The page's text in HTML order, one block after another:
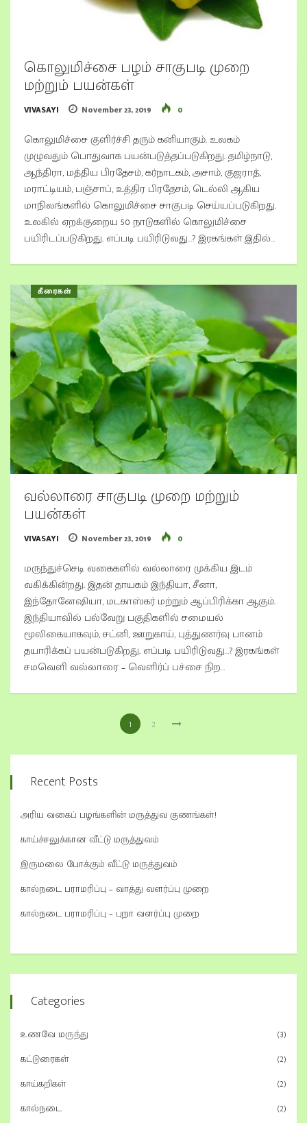
கொலுமிச்சை பழம் சாகுபடி முறை
மற்றும் பயன்கள்
VIVASAYI November 23, 2019 0
கொலுமிச்சை குளிர்ச்சி தரும் கனியாகும். உலகம்
முழுவதும் பொதுவாக பயன்படுத்தப்படுகிறது. தமிழ்நாடு,
ஆந்திரா, மத்திய பிரதேசம், கர்நாடகம், அசாம், குஜராத்,
மராட்டியம், பஞ்சாப், உத்திர பிரதேசம், டெல்லி ஆகிய
மாநிலங்களில் கொலுமிச்சை சாகுபடி செய்யப்படுகிறது.
உலகில் ஏறக்குறைய 50 நாடுகளில் கொலுமிச்சை
பயிரிடப்படுகிறது. எப்படி பயிரிடுவது…? இரகங்கள் இதில்…
கீரைகள்
வல்லாரை சாகுபடி முறை மற்றும்
பயன்கள்
VIVASAYI November 23, 2019 0
மருந்துச்செடி வகைகளில் வல்லாரை முக்கிய இடம்
வகிக்கின்றது. இதன் தாயகம் இந்தியா, சீனா,
இந்தோனேஷியா, மடகாஸ்கர் மற்றும் ஆப்பிரிக்கா ஆகும்.
இந்தியாவில் பல்வேறு பகுதிகளில் சமையல்
மூலிகையாகவும், சட்னி, ஊறுகாய், புத்துணர்வு பானம்
தயாரிக்கப் பயன்படுகிறது. எப்படி பயிரிடுவது…? இரகங்கள்
சமவெளி வல்லாரை – வெளிர்ப் பச்சை நிற…
1 2
Recent Posts
அரிய வகைப் பழங்களின் மருத்துவ குணங்கள்!
காய்ச்சலுக்கான வீட்டு மருத்துவம்
இருமலை போக்கும் வீட்டு மருத்துவம்
கால்நடை பராமரிப்பு – வாத்து வளர்ப்பு முறை
கால்நடை பராமரிப்பு – புறா வளர்ப்பு முறை
Categories
உணவே மருந்து
(3)
கட்டுரைகள்
(2)
காய்கறிகள்
(2)
கால்நடை
(2)